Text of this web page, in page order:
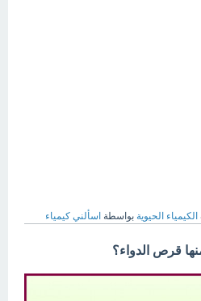
الكيمياء الحيوية بواسطة اسألني كيمياء
قرص الدواء؟